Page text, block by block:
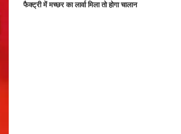
फैक्ट्री में मच्छर का लार्वा मिला तो होगा चालान